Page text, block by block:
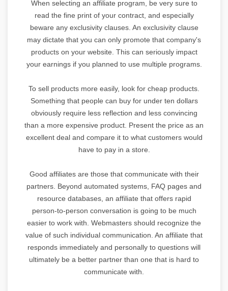
When selecting an affiliate program, be very sure to
read the fine print of your contract, and especially
beware any exclusivity clauses. An exclusivity clause
may dictate that you can only promote that company's
products on your website. This can seriously impact
your earnings if you planned to use multiple programs.
To sell products more easily, look for cheap products.
Something that people can buy for under ten dollars
obviously require less reflection and less convincing
than a more expensive product. Present the price as an
excellent deal and compare it to what customers would
have to pay in a store.
Good affiliates are those that communicate with their
partners. Beyond automated systems, FAQ pages and
resource databases, an affiliate that offers rapid
person-to-person conversation is going to be much
easier to work with. Webmasters should recognize the
value of such individual communication. An affiliate that
responds immediately and personally to questions will
ultimately be a better partner than one that is hard to
communicate with.